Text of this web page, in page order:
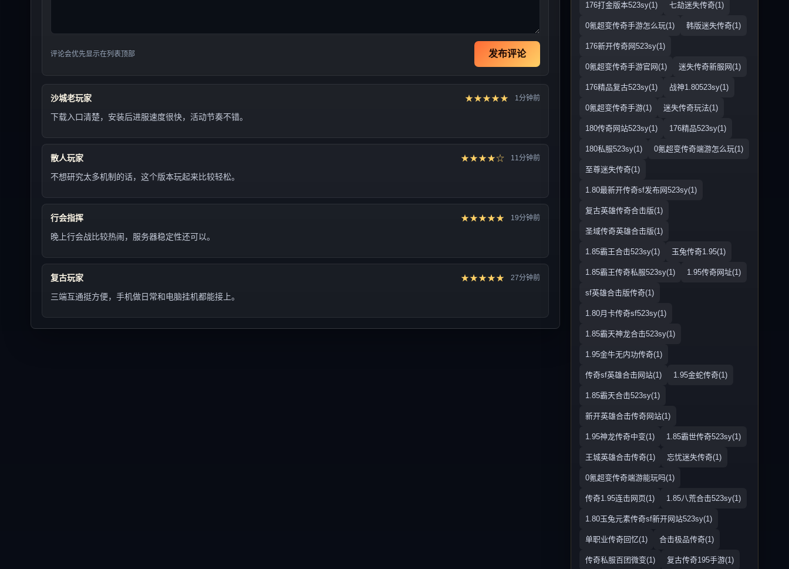
评论会优先显示在列表顶部 发布评论
沙城老玩家 ★★★★★ 1分钟前
下载入口清楚，安装后进服速度很快，活动节奏不错。
散人玩家 ★★★★☆ 11分钟前
不想研究太多机制的话，这个版本玩起来比较轻松。
行会指挥 ★★★★★ 19分钟前
晚上行会战比较热闹，服务器稳定性还可以。
复古玩家 ★★★★★ 27分钟前
三端互通挺方便，手机做日常和电脑挂机都能接上。
176打金版本523sy(1) 七劫迷失传奇(1)
0氪超变传奇手游怎么玩(1) 韩版迷失传奇(1)
176新开传奇网523sy(1)
0氪超变传奇手游官网(1) 迷失传奇新服网(1)
176精品复古523sy(1) 战神1.80523sy(1)
0氪超变传奇手游(1) 迷失传奇玩法(1)
180传奇网站523sy(1) 176精品523sy(1)
180私服523sy(1) 0氪超变传奇端游怎么玩(1)
至尊迷失传奇(1)
1.80最新开传奇sf发布网523sy(1)
复古英雄传奇合击版(1)
圣域传奇英雄合击版(1)
1.85霸王合击523sy(1) 玉兔传奇1.95(1)
1.85霸王传奇私服523sy(1) 1.95传奇网址(1)
sf英雄合击版传奇(1)
1.80月卡传奇sf523sy(1)
1.85霸天神龙合击523sy(1)
1.95金牛无内功传奇(1)
传奇sf英雄合击网站(1) 1.95金蛇传奇(1)
1.85霸天合击523sy(1)
新开英雄合击传奇网站(1)
1.95神龙传奇中变(1) 1.85霸世传奇523sy(1)
王城英雄合击传奇(1) 忘忧迷失传奇(1)
0氪超变传奇端游能玩吗(1)
传奇1.95连击网页(1) 1.85八荒合击523sy(1)
1.80玉兔元素传奇sf新开网站523sy(1)
单职业传奇回忆(1) 合击极品传奇(1)
传奇私服百团微变(1) 复古传奇195手游(1)